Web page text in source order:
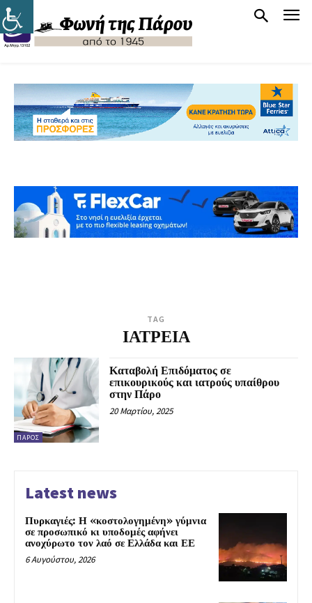
TAG
ΙΑΤΡΕΙΑ
ΠΆΡΟΣ
Καταβολή Επιδόματος σε
επικουρικούς και ιατρούς υπαίθρου
στην Πάρο
20 Μαρτίου, 2025
Latest news
Πυρκαγιές: Η «κοστολογημένη» γύμνια
σε προσωπικό κι υποδομές αφήνει
ανοχύρωτο τον λαό σε Ελλάδα και ΕΕ
6 Αυγούστου, 2026